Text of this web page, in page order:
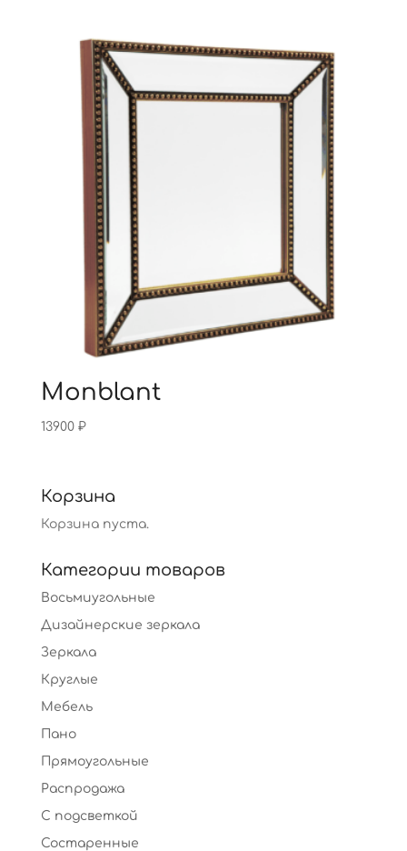
Monblant
13900 ₽
Корзина
Корзина пуста.
Категории товаров
Восьмиугольные
Дизайнерские зеркала
Зеркала
Круглые
Мебель
Пано
Прямоугольные
Распродажа
С подсветкой
Состаренные